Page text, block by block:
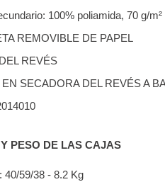
100% poliamida, 70 g/m²
REMOVIBLE DE PAPEL
REVÉS
SECADORA DEL REVÉS A
PESO DE LAS CAJAS
40/59/38 - 8.2 Kg